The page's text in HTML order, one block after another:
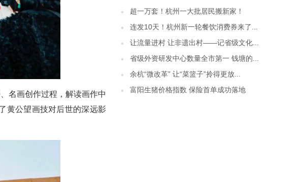
名画创作过程，解读画作中
黄公望画技对后世的深远影
超一万套！杭州一大批居民搬新家！
连发10天！杭州新一轮餐饮消费券来了...
让流量进村 让非遗出村——记省级文化...
省级外资研发中心数量全市第一 钱塘的...
余杭“微改革” 让“菜篮子”拎得更放...
富阳生猪价格指数 保险首单成功落地